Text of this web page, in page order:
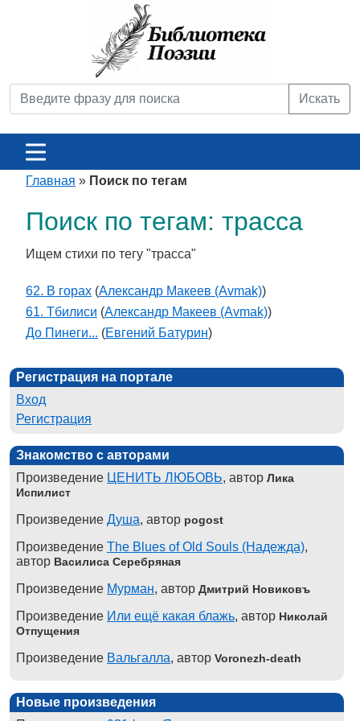
Искать
Главная » Поиск по тегам
Поиск по тегам: трасса
Ищем стихи по тегу "трасса"
62. В горах (Александр Макеев (Avmak))
61. Тбилиси (Александр Макеев (Avmak))
До Пинеги... (Евгений Батурин)
Регистрация на портале
Вход
Регистрация
Знакомство с авторами
Произведение ЦЕНИТЬ ЛЮБОВЬ, автор Лика
Испилист
Произведение Душа, автор pogost
Произведение The Blues of Old Souls (Надежда),
автор Василиса Серебряная
Произведение Мурман, автор Дмитрий Новиковъ
Произведение Или ещё какая блажь, автор Николай
Отпущения
Произведение Вальгалла, автор Voronezh-death
Новые произведения